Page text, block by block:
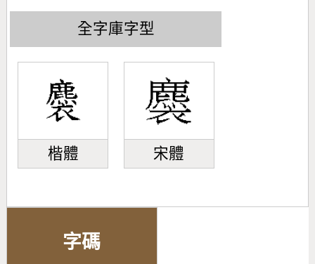
全字庫字型
楷體 宋體
字碼